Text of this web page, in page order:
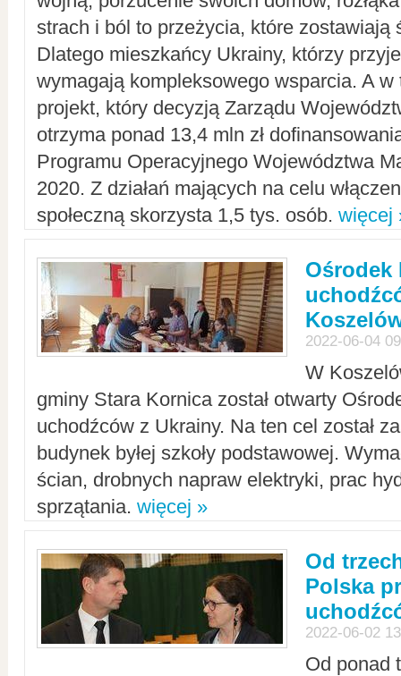
strach i ból to przeżycia, które zostawiają
Dlatego mieszkańcy Ukrainy, którzy
wymagają kompleksowego wsparcia. A w
projekt, który decyzją Zarządu
otrzyma ponad 13,4 mln zł
Programu Operacyjnego Województwa
2020. Z działań mających na celu
społeczną skorzysta 1,5 tys. osób. więcej
Ośrodek
2022-06-04
W
gminy Stara Kornica został otwarty
uchodźców z Ukrainy. Na ten cel został
budynek byłej szkoły podstawowej.
ścian, drobnych napraw elektryki, prac
sprzątania. więcej »
Od
Polska
2022-06-02
Od ponad